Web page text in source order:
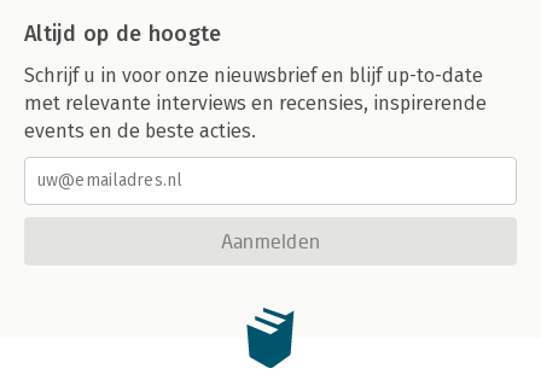
Altijd op de hoogte
Schrijf u in voor onze nieuwsbrief en blijf up-to-date
met relevante interviews en recensies, inspirerende
events en de beste acties.
Aanmelden